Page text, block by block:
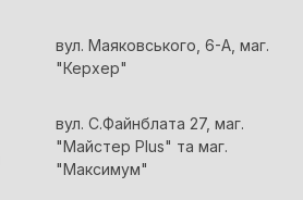
вул. Маяковського, 6-А, маг.
"Керхер"
вул. С.Файнблата 27, маг.
"Майстер Plus" та маг.
"Максимум"